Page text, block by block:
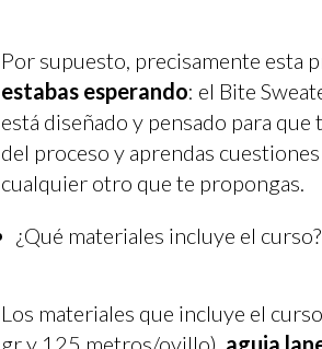
Por supuesto, precisamente esta
estabas esperando: el Bite
está diseñado y pensado para
del proceso y aprendas
cualquier otro que te propongas.
¿Qué materiales incluye el
Los materiales que incluye el
gr y 125 metros/ovillo), aguja